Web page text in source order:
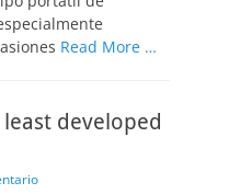
Read More …
developed